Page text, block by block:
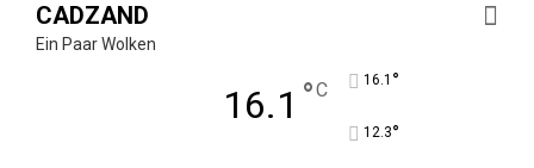
CADZAND
Ein Paar Wolken
16.1 °C 16.1 °
12.3°